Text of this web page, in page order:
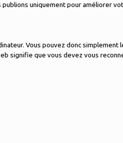
uniquement pour améliorer
Vous pouvez donc simplement
signifie que vous devez vous